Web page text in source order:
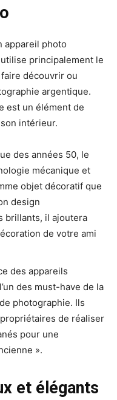
appareil photo
principalement le
faire découvrir ou
argentique.
est un élément de
intérieur.
des années 50, le
mécanique et
objet décoratif que
design
brillants, il ajoutera
de votre ami
des appareils
des must-have de la
photographie. Ils
de réaliser
pour une
».
et élégants